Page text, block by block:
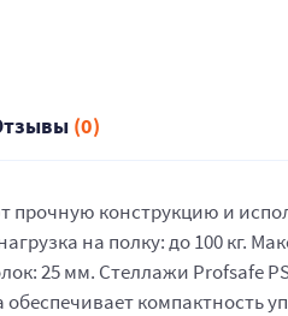
(0)
прочную конструкцию и
на полку: до 100 кг.
25 мм. Стеллажи Profsafe